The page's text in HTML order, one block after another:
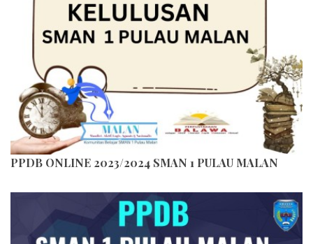
PPDB ONLINE 2023/2024 SMAN 1 PULAU MALAN